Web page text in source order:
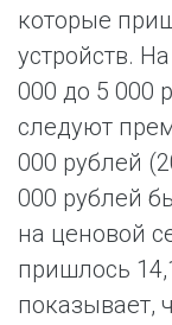
которые
устройств.
000 до 5 000
следуют
000 рублей
000 рублей
на ценовой
пришлось
показывает,